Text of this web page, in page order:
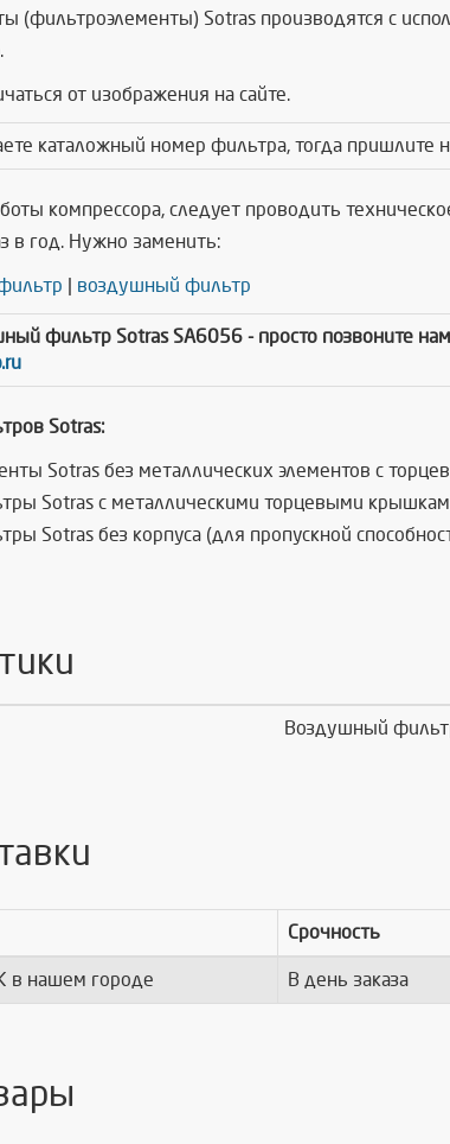
(фильтроэлементы) Sotras производятся с
от изображения на сайте.
каталожный номер фильтра, тогда
компрессора, следует проводить
в год. Нужно заменить:
воздушный фильтр
фильтр Sotras SA6056 - просто позвоните
Sotras:
Sotras без металлических элементов с
Sotras с металлическими торцевыми
Sotras без корпуса (для пропускной
Воздушный
Срочность
в нашем городе В день заказа